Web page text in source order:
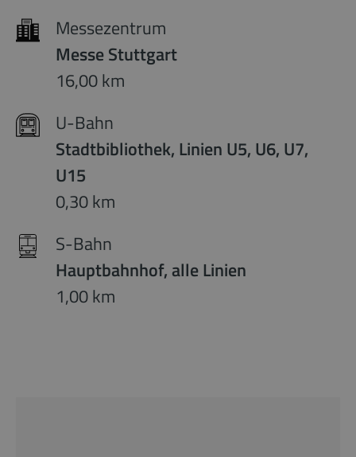
Messezentrum
Messe Stuttgart
16,00 km
U-Bahn
Stadtbibliothek, Linien U5, U6, U7,
U15
0,30 km
S-Bahn
Hauptbahnhof, alle Linien
1,00 km